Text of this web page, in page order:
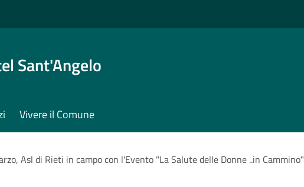
Sant'Angelo
Vivere il Comune
Asl di Rieti in campo con l'Evento "La Salute delle Donne ..in Cammino"